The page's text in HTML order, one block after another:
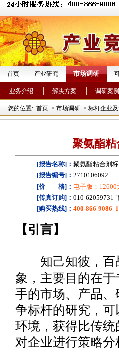
首页 产业研究 市场调研
业务介绍 解决方案 调研案例
您的位置: 首页 > 市场调研 > 标杆企业
聚氨酯
[报告名称]： 聚氨酯粘合剂
[报告编号]： 2710106092
[价 格]： 电子版：12600
[传真订购]： 010-62059731
[购买热线]： 400-866-9086
【引言】
知己知彼，百
象，主要目的在
手的市场、产品
争标杆的研究，
环境，获得比传
对企业进行策略